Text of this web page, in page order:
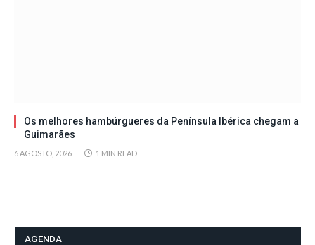
Os melhores hambúrgueres da Península Ibérica chegam a
Guimarães
6 AGOSTO, 2026 1 MIN READ
AGENDA